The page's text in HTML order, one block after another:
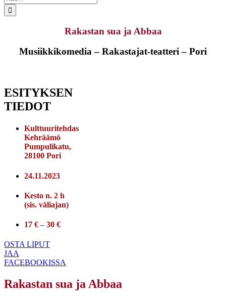
...
Rakastan sua ja Abbaa
Musiikkikomedia – Rakastajat-teatteri – Pori
ESITYKSEN
TIEDOT
Kulttuuritehdas
Kehräämö
Pumpulikatu,
28100 Pori
24.11.2023
Kesto n. 2 h
(sis. väliajan)
17 € – 30 €
OSTA LIPUT
JAA
FACEBOOKISSA
Rakastan sua ja Abbaa